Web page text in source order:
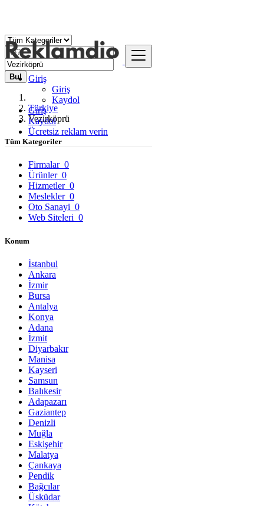
Giriş
Giriş
Kaydol
Giriş
Kaydol
Ücretsiz reklam verin
Bul
Türkiye
Vezirköprü
Tüm Kategoriler
Firmalar 0
Ürünler 0
Hizmetler 0
Meslekler 0
Oto Sanayi 0
Web Siteleri 0
Konum
İstanbul
Ankara
İzmir
Bursa
Antalya
Konya
Adana
İzmit
Diyarbakır
Manisa
Kayseri
Samsun
Balıkesir
Adapazarı
Gaziantep
Denizli
Muğla
Eskişehir
Malatya
Çankaya
Pendik
Bağcılar
Üsküdar